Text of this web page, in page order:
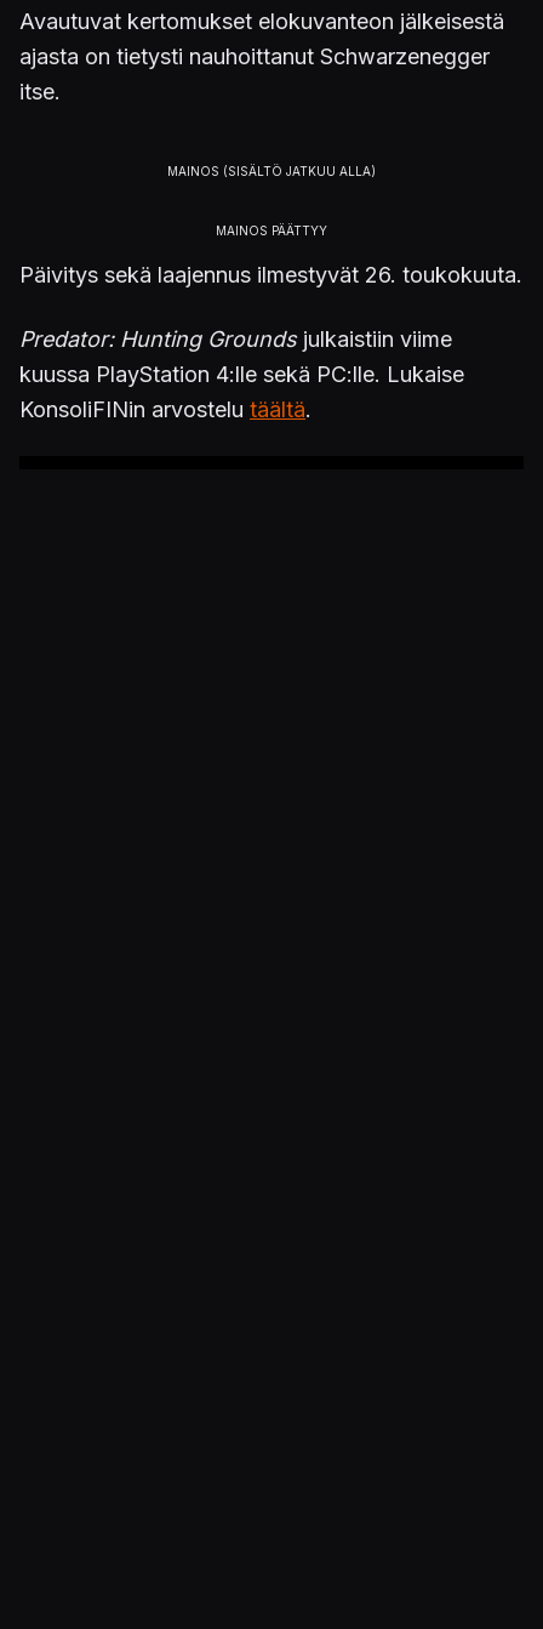
Avautuvat kertomukset elokuvanteon jälkeisestä
ajasta on tietysti nauhoittanut Schwarzenegger
itse.
Päivitys sekä laajennus ilmestyvät 26. toukokuuta.
Predator: Hunting Groundsjulkaistiin viime
kuussa PlayStation 4:lle sekä PC:lle. Lukaise
KonsoliFINin arvostelu täältä.